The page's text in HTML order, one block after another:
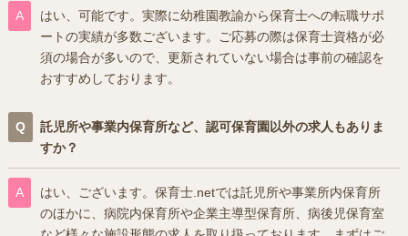
はい、可能です。実際に幼稚園教諭から保育士への転職サポ
ートの実績が多数ございます。ご応募の際は保育士資格が必
須の場合が多いので、更新されていない場合は事前の確認を
おすすめしております。
託児所や事業内保育所など、認可保育園以外の求人もありま
すか？
はい、ございます。保育士.netでは託児所や事業所内保育所
のほかに、病院内保育所や企業主導型保育所、病後児保育室